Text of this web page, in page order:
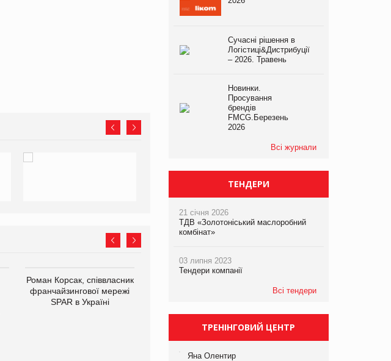
Роман Корсак, співвласник
франчайзингової мережі
SPAR в Україні
виробництва
компанії «УкраМарин»
Сучасні рішення в
Логістиці&Дистрибуції
– 2026. Травень
Новинки.
Просування
брендів
FMCG.Березень
2026
Всі журнали
ТЕНДЕРИ
21 січня 2026
ТДВ «Золотоніський маслоробний
комбінат»
03 липня 2023
Тендери компанії
Всі тендери
ТРЕНІНГОВИЙ ЦЕНТР
Яна Олентир